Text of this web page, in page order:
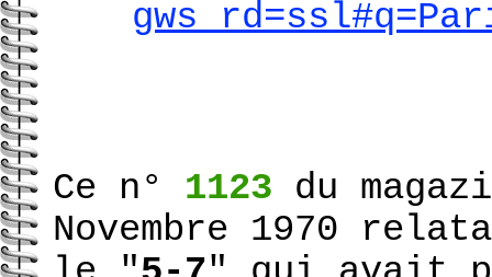
Ce n° 1123 du
Novembre 1970